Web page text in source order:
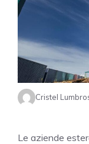
Cristel
Le aziende